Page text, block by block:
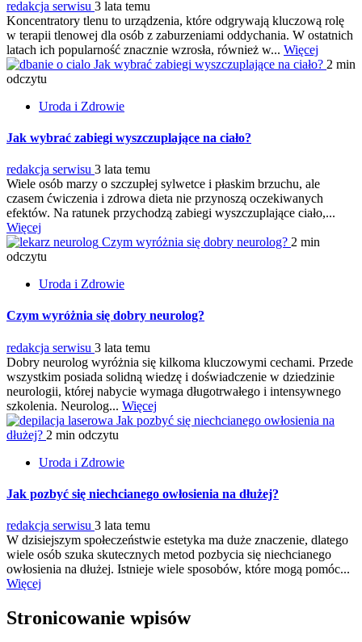
redakcja serwisu 3 lata temu
Koncentratory tlenu to urządzenia, które odgrywają kluczową rolę
w terapii tlenowej dla osób z zaburzeniami oddychania. W ostatnich
latach ich popularność znacznie wzrosła, również w... Więcej
Jak wybrać zabiegi wyszczuplające na ciało? 2 min
odczytu
Uroda i Zdrowie
Jak wybrać zabiegi wyszczuplające na ciało?
redakcja serwisu 3 lata temu
Wiele osób marzy o szczupłej sylwetce i płaskim brzuchu, ale
czasem ćwiczenia i zdrowa dieta nie przynoszą oczekiwanych
efektów. Na ratunek przychodzą zabiegi wyszczuplające ciało,...
Więcej
Czym wyróżnia się dobry neurolog? 2 min
odczytu
Uroda i Zdrowie
Czym wyróżnia się dobry neurolog?
redakcja serwisu 3 lata temu
Dobry neurolog wyróżnia się kilkoma kluczowymi cechami. Przede
wszystkim posiada solidną wiedzę i doświadczenie w dziedzinie
neurologii, której nabycie wymaga długotrwałego i intensywnego
szkolenia. Neurolog... Więcej
Jak pozbyć się niechcianego owłosienia na
dłużej? 2 min odczytu
Uroda i Zdrowie
Jak pozbyć się niechcianego owłosienia na dłużej?
redakcja serwisu 3 lata temu
W dzisiejszym społeczeństwie estetyka ma duże znaczenie, dlatego
wiele osób szuka skutecznych metod pozbycia się niechcianego
owłosienia na dłużej. Istnieje wiele sposobów, które mogą pomóc...
Więcej
Stronicowanie wpisów